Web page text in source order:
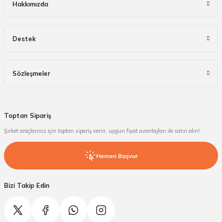
Hakkımızda
Destek
Sözleşmeler
Toptan Sipariş
Şirket araçlarınız için toptan sipariş verin, uygun fiyat avantajları ile satın alın!
Hemen Başvur
Bizi Takip Edin